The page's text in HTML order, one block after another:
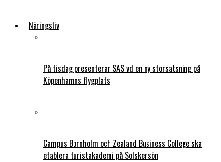
Näringsliv
På tisdag presenterar SAS vd en ny storsatsning på
Köpenhamns flygplats
Campus Bornholm och Zealand Business College ska
etablera turistakademi på Solskensön